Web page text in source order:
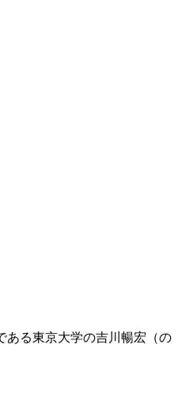
る東京大学の吉川暢宏（の